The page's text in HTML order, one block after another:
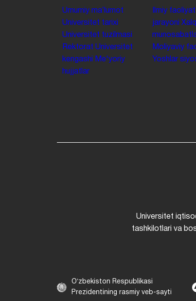
Umumiy maʼlumot
Universitet tarixi
Universitet tuzilmasi
Rektorat Universitet
kengashi
Me'yoriy
hujjatlar
Ilmiy faoliyat
jarayoni
Moliyaviy
Yoshlar
Universitet
tashkilotlari va
Oʻzbekiston Respublikasi
Prezidentining rasmiy veb-sayti